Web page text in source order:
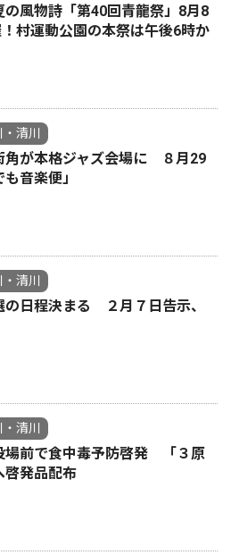
の風物詩「第40回青龍祭」8月8
村運動公園の本祭は午後6時か
清川
が本格ジャズ会場に ８月29
音楽便」
清川
の日程決まる ２月７日告示、
清川
前で食中毒予防啓発 「３原
啓発品配布